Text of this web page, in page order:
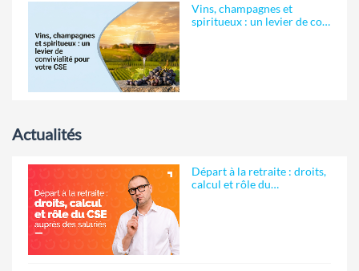
Vins, champagnes et
spiritueux : un levier de co…
Actualités
Départ à la retraite : droits,
calcul et rôle du…